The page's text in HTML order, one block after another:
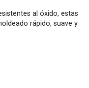
al óxido, estas
rápido, suave y